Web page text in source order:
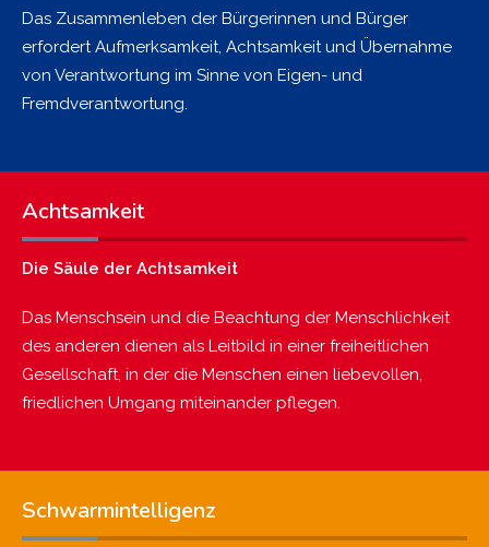
Das Zusammenleben der Bürgerinnen und Bürger
erfordert Aufmerksamkeit, Achtsamkeit und Übernahme
von Verantwortung im Sinne von Eigen- und
Fremdverantwortung.
Achtsamkeit
Die Säule der Achtsamkeit
Das Menschsein und die Beachtung der Menschlichkeit
des anderen dienen als Leitbild in einer freiheitlichen
Gesellschaft, in der die Menschen einen liebevollen,
friedlichen Umgang miteinander pflegen.
Schwarmintelligenz